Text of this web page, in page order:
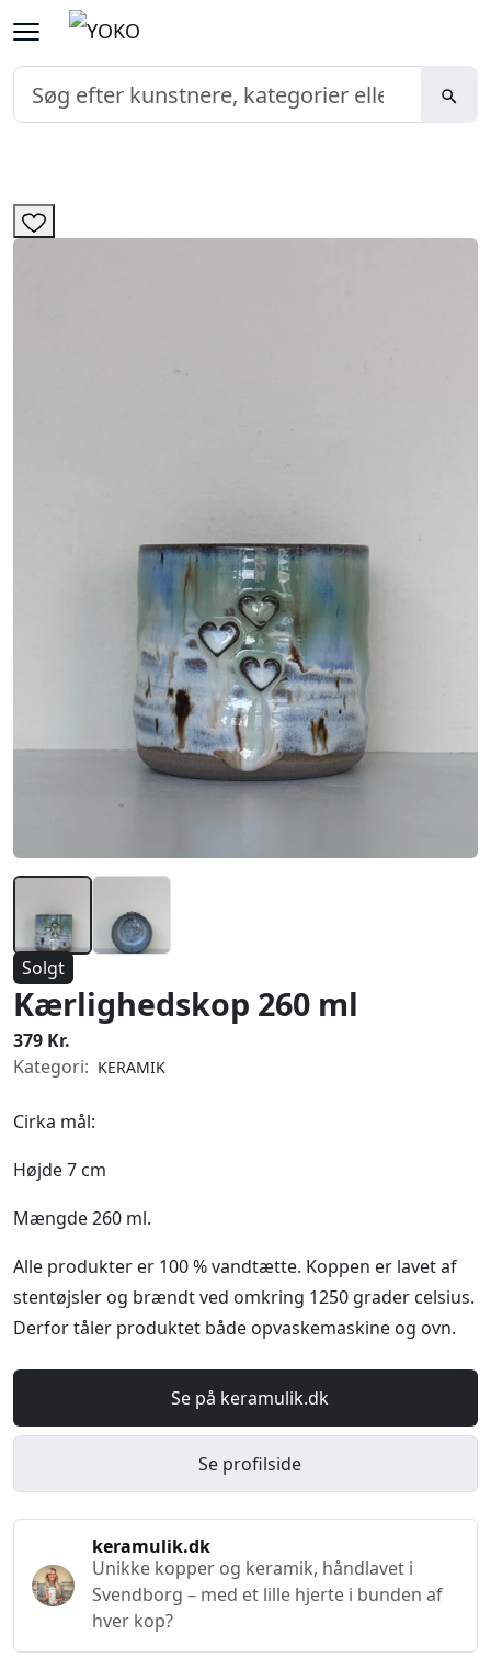
Solgt
Kærlighedskop 260 ml
379 Kr.
Kategori: KERAMIK
Cirka mål:
Højde 7 cm
Mængde 260 ml.
Alle produkter er 100 % vandtætte. Koppen er lavet af
stentøjsler og brændt ved omkring 1250 grader celsius.
Derfor tåler produktet både opvaskemaskine og ovn.
Se på keramulik.dk
Se profilside
keramulik.dk
Unikke kopper og keramik, håndlavet i
Svendborg – med et lille hjerte i bunden af
hver kop?